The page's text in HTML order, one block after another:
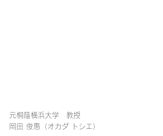
元桐蔭横浜大学　教授
岡田 俊惠（オカダ トシエ）